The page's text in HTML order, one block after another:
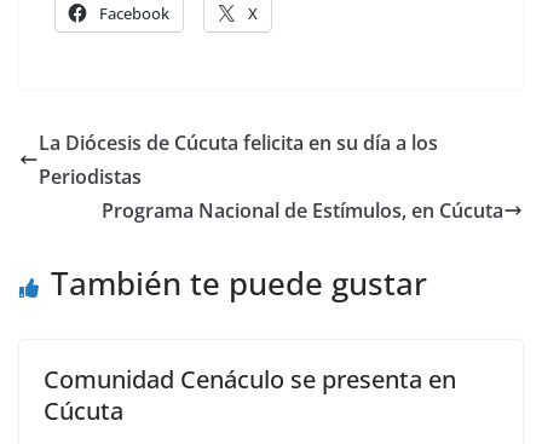
Facebook X
La Diócesis de Cúcuta felicita en su día a los
Periodistas
Programa Nacional de Estímulos, en Cúcuta
También te puede gustar
Comunidad Cenáculo se presenta en
Cúcuta